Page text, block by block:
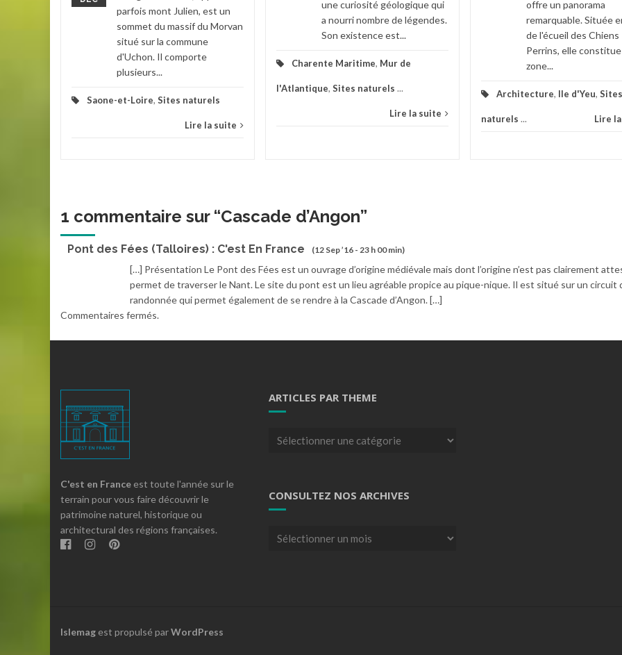
parfois mont Julien, est un
sommet du massif du Morvan
situé sur la commune
d'Uchon. Il comporte
plusieurs...
Saone-et-Loire, Sites naturels
Lire la suite
une curiosité géologique qui
a nourri nombre de légendes.
Son existence est...
Charente Maritime, Mur de
l'Atlantique, Sites naturels ...
Lire la suite
offre un panorama
remarquable. Située
de l'écueil des Chiens
Perrins, elle
zone...
Architecture, Ile d'Yeu, Sites
naturels ... Lire
1 commentaire sur “Cascade d’Angon”
Pont des Fées (Talloires) : C'est En France (12 Sep ’16 - 23 h 00 min)
[…] Présentation Le Pont des Fées est un ouvrage d’origine médiévale mais dont l’origine n’est pas clairement
permet de traverser le Nant. Le site du pont est un lieu agréable propice au pique-nique. Il est situé sur un circuit
randonnée qui permet également de se rendre à la Cascade d’Angon. […]
Commentaires fermés.
C'est en France est toute l'année sur le
terrain pour vous faire découvrir le
patrimoine naturel, historique ou
architectural des régions françaises.
ARTICLES PAR THEME
Articles
CONSULTEZ NOS ARCHIVES
Consultez
Islemag est propulsé parWordPress